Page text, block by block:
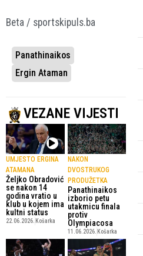
Beta / sportskipuls.ba
Panathinaikos
Ergin Ataman
VEZANE VIJESTI
UMJESTO ERGINA
ATAMANA
Željko Obradović
se nakon 14
godina vratio u
klub u kojem ima
kultni status
22.06.2026. Košarka
NAKON
DVOSTRUKOG
PRODUŽETKA
Panathinaikos
izborio petu
utakmicu finala
protiv
Olympiacosa
11.06.2026. Košarka